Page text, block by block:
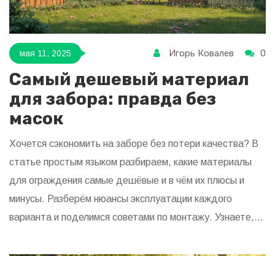
мая 11, 2025 Игорь Ковалев 0
Самый дешевый материал
для забора: правда без
масок
Хочется сэкономить на заборе без потери качества? В
статье простым языком разбираем, какие материалы
для ограждения самые дешёвые и в чём их плюсы и
минусы. Разберём нюансы эксплуатации каждого
варианта и поделимся советами по монтажу. Узнаете,